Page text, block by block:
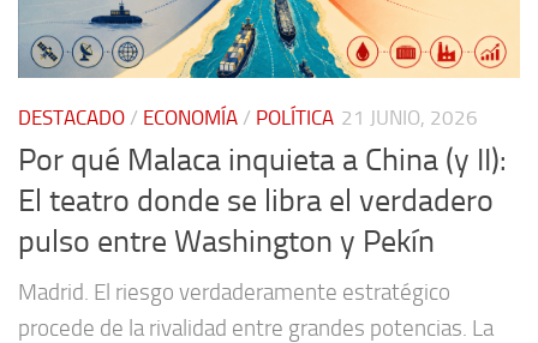
DESTACADO / ECONOMÍA / POLÍTICA 21 JUNIO, 2026
Por qué Malaca inquieta a China (y II):
El teatro donde se libra el verdadero
pulso entre Washington y Pekín
Madrid. El riesgo verdaderamente estratégico
procede de la rivalidad entre grandes potencias. La